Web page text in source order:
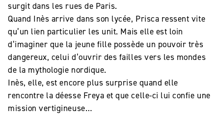
surgit dans les rues de Paris.
Quand Inès arrive dans son lycée, Prisca ressent vite
qu’un lien particulier les unit. Mais elle est loin
d’imaginer que la jeune fille possède un pouvoir très
dangereux, celui d’ouvrir des failles vers les mondes
de la mythologie nordique.
Inès, elle, est encore plus surprise quand elle
rencontre la déesse Freya et que celle-ci lui confie une
mission vertigineuse…